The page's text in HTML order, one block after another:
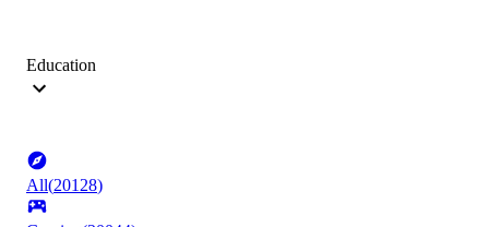
Education
All(20128)